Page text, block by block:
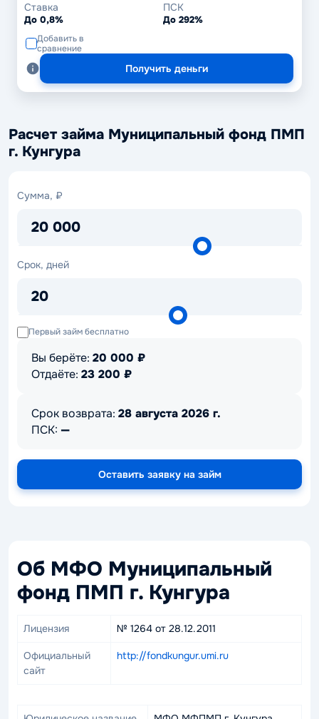
Ставка
До 0,8%
ПСК
До 292%
Добавить в
сравнение
Получить деньги
Расчет займа Муниципальный фонд ПМП
г. Кунгура
Сумма, ₽
20 000
Сумма,
Срок, дней
20
Срок,
Первый займ бесплатно
Вы берёте: 20 000 ₽
Отдаёте: 23 200 ₽
Срок возврата: 28 августа 2026 г.
ПСК: —
Оставить заявку на займ
Об МФО Муниципальный
фонд ПМП г. Кунгура
Лицензия № 1264 от 28.12.2011
Официальный
сайт
http://fondkungur.umi.ru